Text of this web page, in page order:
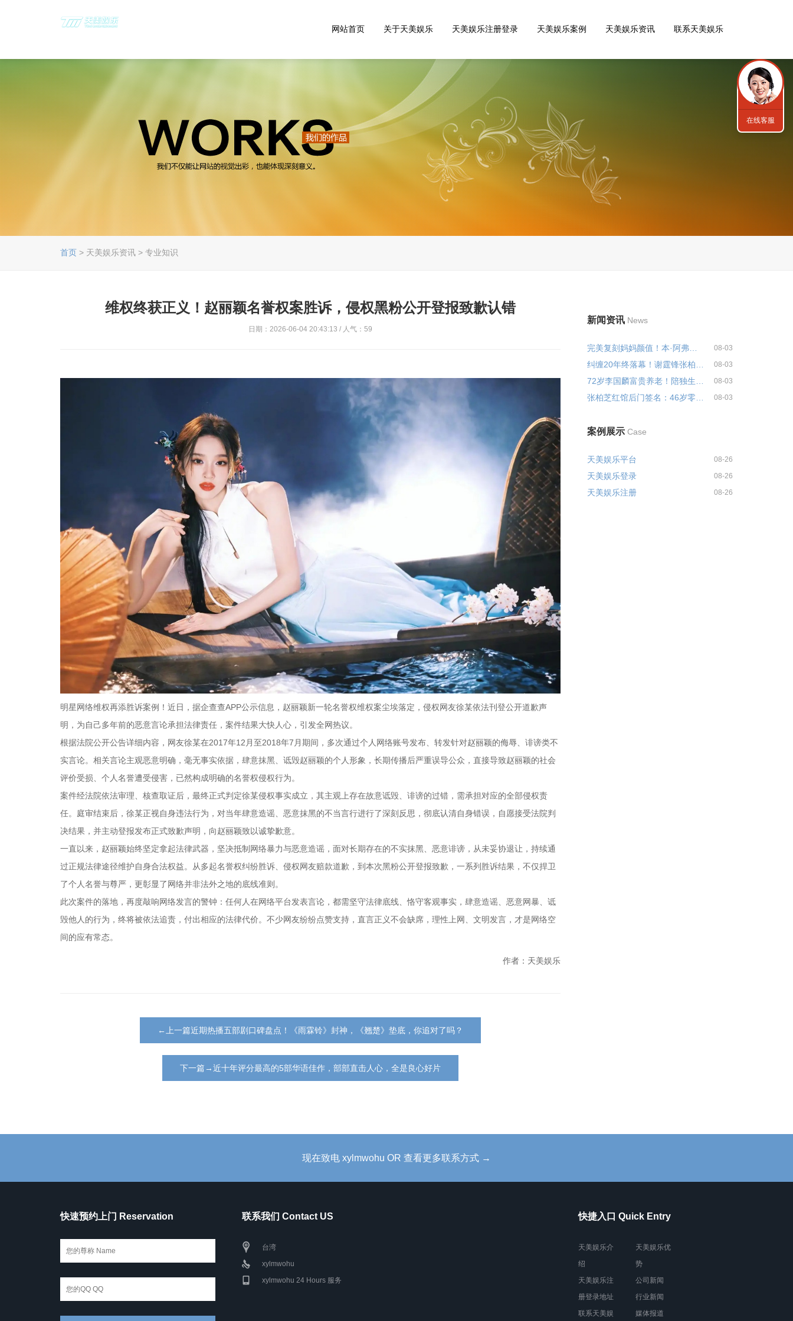
网站首页 关于天美娱乐 天美娱乐注册登录 天美娱乐案例 天美娱乐资讯 联系天美娱乐
首页 > 天美娱乐资讯 > 专业知识
维权终获正义！赵丽颖名誉权案胜诉，侵权黑粉公开登报致歉认错
日期：2026-06-04 20:43:13 / 人气：59
明星网络维权再添胜诉案例！近日，据企查查APP公示信息，赵丽颖新一轮名誉权维权案尘埃落定，侵权网友徐某依法刊登公开道歉声
明，为自己多年前的恶意言论承担法律责任，案件结果大快人心，引发全网热议。
根据法院公开公告详细内容，网友徐某在2017年12月至2018年7月期间，多次通过个人网络账号发布、转发针对赵丽颖的侮辱、诽谤类不
实言论。相关言论主观恶意明确，毫无事实依据，肆意抹黑、诋毁赵丽颖的个人形象，长期传播后严重误导公众，直接导致赵丽颖的社会
评价受损、个人名誉遭受侵害，已然构成明确的名誉权侵权行为。
案件经法院依法审理、核查取证后，最终正式判定徐某侵权事实成立，其主观上存在故意诋毁、诽谤的过错，需承担对应的全部侵权责
任。庭审结束后，徐某正视自身违法行为，对当年肆意造谣、恶意抹黑的不当言行进行了深刻反思，彻底认清自身错误，自愿接受法院判
决结果，并主动登报发布正式致歉声明，向赵丽颖致以诚挚歉意。
一直以来，赵丽颖始终坚定拿起法律武器，坚决抵制网络暴力与恶意造谣，面对长期存在的不实抹黑、恶意诽谤，从未妥协退让，持续通
过正规法律途径维护自身合法权益。从多起名誉权纠纷胜诉、侵权网友赔款道歉，到本次黑粉公开登报致歉，一系列胜诉结果，不仅捍卫
了个人名誉与尊严，更彰显了网络并非法外之地的底线准则。
此次案件的落地，再度敲响网络发言的警钟：任何人在网络平台发表言论，都需坚守法律底线、恪守客观事实，肆意造谣、恶意网暴、诋
毁他人的行为，终将被依法追责，付出相应的法律代价。不少网友纷纷点赞支持，直言正义不会缺席，理性上网、文明发言，才是网络空
间的应有常态。
作者：天美娱乐
←上一篇近期热播五部剧口碑盘点！《雨霖铃》封神，《翘楚》垫底，你追对了吗？
下一篇→近十年评分最高的5部华语佳作，部部直击人心，全是良心好片
新闻资讯 News
完美复刻妈妈颜值！本·阿弗莱克... 08-03
08-03
08-03
08-03
案例展示 Case
天美娱乐平台 08-26
天美娱乐登录 08-26
天美娱乐注册 08-26
现在致电 xylmwohu OR 查看更多联系方式 →
快速预约上门 Reservation 联系我们 Contact US
台湾
xylmwohu
xylmwohu 24 Hours 服务
快捷入口 Quick Entry
天美娱乐介
绍
天美娱乐注
册登录地址
联系天美娱
天美娱乐优
势
公司新闻
行业新闻
媒体报道
在线客服